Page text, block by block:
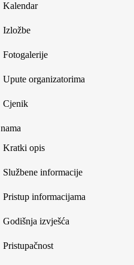
Kalendar
Izložbe
Fotogalerije
Upute organizatorima
Cjenik
Kratki opis
Službene informacije
Pristup informacijama
Godišnja izvješća
Pristupačnost